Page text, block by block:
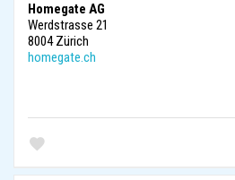
Homegate AG
Werdstrasse 21
8004 Zürich
homegate.ch